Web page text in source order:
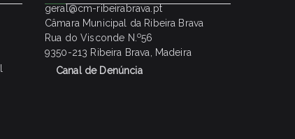
geral@cm-ribeirabrava.pt
Câmara Municipal da Ribeira Brava
Rua do Visconde N. o56
9350-213 Ribeira Brava, Madeira
Canal de Denúncia